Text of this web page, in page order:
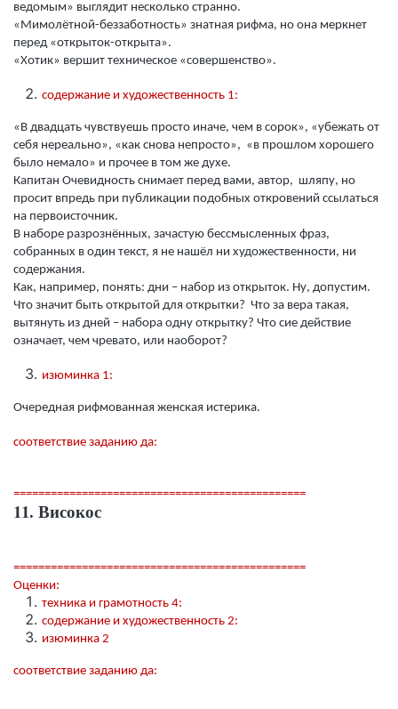
ведомым» выглядит несколько странно.
«Мимолётной-беззаботность» знатная рифма, но она меркнет
перед «открыток-открыта».
«Хотик» вершит техническое «совершенство».
содержание и художественность 1:
«В двадцать чувствуешь просто иначе, чем в сорок», «убежать от
себя нереально», «как снова непросто», «в прошлом хорошего
было немало» и прочее в том же духе.
Капитан Очевидность снимает перед вами, автор, шляпу, но
просит впредь при публикации подобных откровений ссылаться
на первоисточник.
В наборе разрознённых, зачастую бессмысленных фраз,
собранных в один текст, я не нашёл ни художественности, ни
содержания.
Как, например, понять: дни – набор из открыток. Ну, допустим.
Что значит быть открытой для открытки? Что за вера такая,
вытянуть из дней – набора одну открытку? Что сие действие
означает, чем чревато, или наоборот?
изюминка 1:
Очередная рифмованная женская истерика.
соответствие заданию да:
===============================================
11. Високос
===============================================
Оценки:
техника и грамотность 4:
содержание и художественность 2:
изюминка 2
соответствие заданию да: